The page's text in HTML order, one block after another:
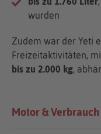
wurden
Zudem war der Yeti
Freizeitaktivitäten,
bis zu 2.000 kg,
Motor & Verbrauch